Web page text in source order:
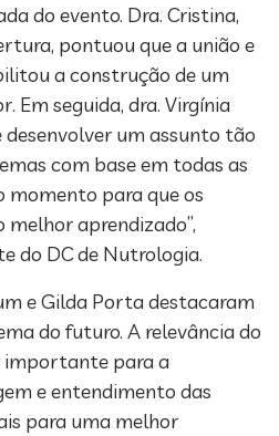
do evento. Dra. Cristina,
pontuou que a união e
a construção de um
Em seguida, dra. Virgínia
desenvolver um assunto tão
com base em todas as
momento para que os
aprendizado”,
do DC de Nutrologia.
e Gilda Porta destacaram
do futuro. A relevância do
importante para a
e entendimento das
para uma melhor